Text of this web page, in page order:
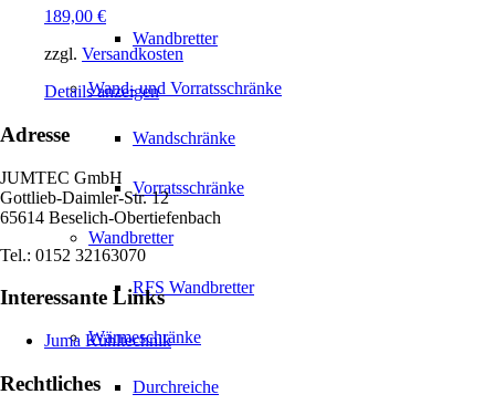
Wandbretter
Wand- und Vorratsschränke
Wandschränke
Vorratsschränke
Wandbretter
RFS Wandbretter
Wärmeschränke
Durchreiche
189,00 €
zzgl. Versandkosten
Details anzeigen
Adresse
JUMTEC GmbH
Gottlieb-Daimler-Str. 12
65614 Beselich-Obertiefenbach
Tel.: 0152 32163070
Interessante Links
Juma Kühltechnik
Rechtliches